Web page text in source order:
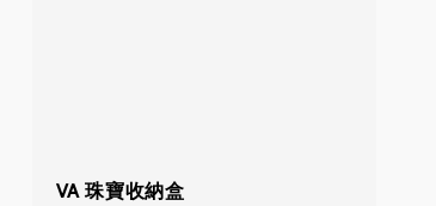
VA 珠寶收納盒